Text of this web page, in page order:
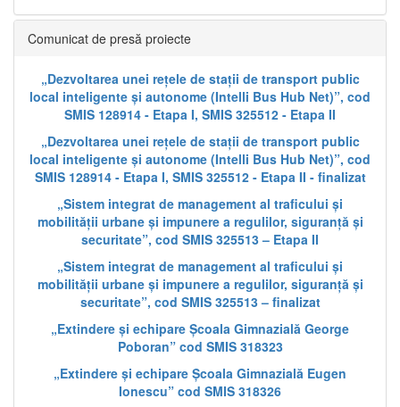
Comunicat de presă proiecte
„Dezvoltarea unei rețele de stații de transport public
local inteligente și autonome (Intelli Bus Hub Net)”, cod
SMIS 128914 - Etapa I, SMIS 325512 - Etapa II
„Dezvoltarea unei rețele de stații de transport public
local inteligente și autonome (Intelli Bus Hub Net)”, cod
SMIS 128914 - Etapa I, SMIS 325512 - Etapa II - finalizat
„Sistem integrat de management al traficului și
mobilității urbane și impunere a regulilor, siguranță și
securitate”, cod SMIS 325513 – Etapa II
„Sistem integrat de management al traficului și
mobilității urbane și impunere a regulilor, siguranță și
securitate”, cod SMIS 325513 – finalizat
„Extindere și echipare Școala Gimnazială George
Poboran” cod SMIS 318323
„Extindere și echipare Școala Gimnazială Eugen
Ionescu” cod SMIS 318326